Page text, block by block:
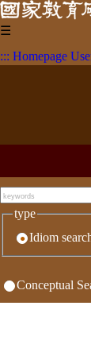
☰
::: Homepage
type
Idiom
Conceptual